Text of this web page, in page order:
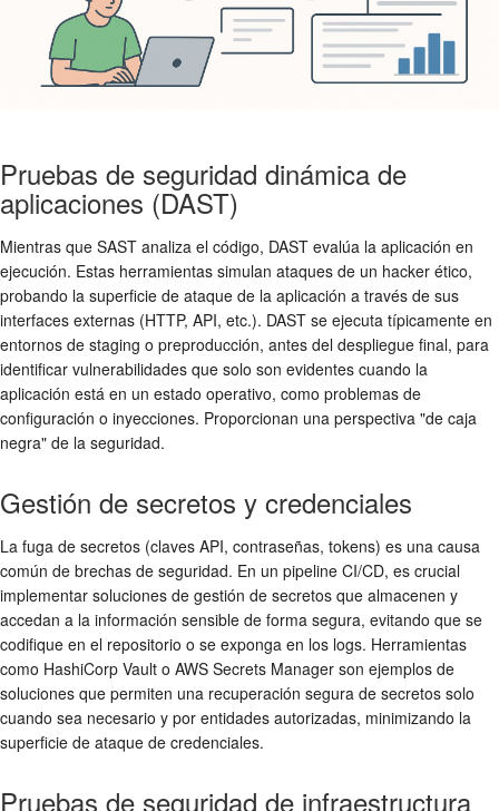
Pruebas de seguridad dinámica de
aplicaciones (DAST)
Mientras que SAST analiza el código, DAST evalúa la aplicación en
ejecución. Estas herramientas simulan ataques de un hacker ético,
probando la superficie de ataque de la aplicación a través de sus
interfaces externas (HTTP, API, etc.). DAST se ejecuta típicamente en
entornos de staging o preproducción, antes del despliegue final, para
identificar vulnerabilidades que solo son evidentes cuando la
aplicación está en un estado operativo, como problemas de
configuración o inyecciones. Proporcionan una perspectiva "de caja
negra" de la seguridad.
Gestión de secretos y credenciales
La fuga de secretos (claves API, contraseñas, tokens) es una causa
común de brechas de seguridad. En un pipeline CI/CD, es crucial
implementar soluciones de gestión de secretos que almacenen y
accedan a la información sensible de forma segura, evitando que se
codifique en el repositorio o se exponga en los logs. Herramientas
como HashiCorp Vault o AWS Secrets Manager son ejemplos de
soluciones que permiten una recuperación segura de secretos solo
cuando sea necesario y por entidades autorizadas, minimizando la
superficie de ataque de credenciales.
Pruebas de seguridad de infraestructura